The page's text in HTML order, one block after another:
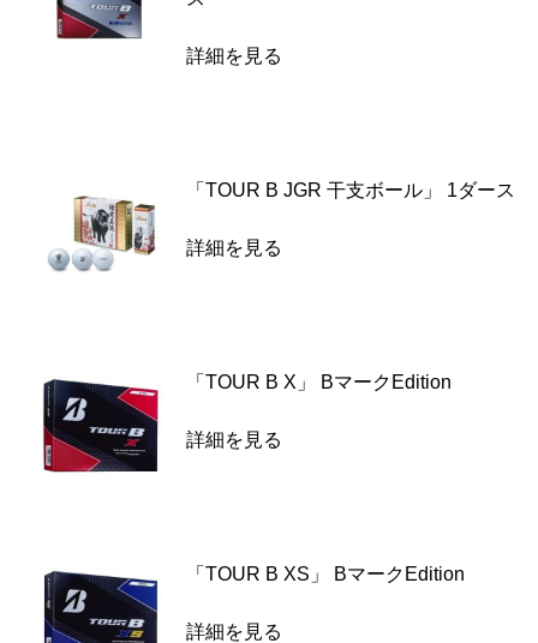
詳細を見る
「TOUR B JGR 干支ボール」 1ダース
詳細を見る
「TOUR B X」 BマークEdition
詳細を見る
「TOUR B XS」 BマークEdition
詳細を見る